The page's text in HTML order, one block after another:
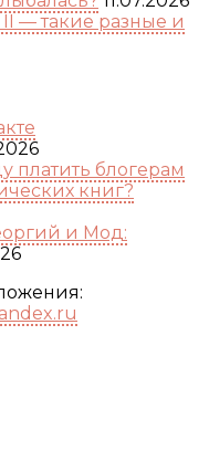
— такие разные и
платить блогерам
книг?
и Мод: